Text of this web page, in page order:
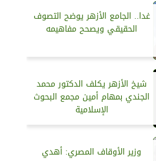
غدا.. الجامع الأزهر يوضح التصوف
الحقيقي ويصحح مفاهيمه
شيخ الأزهر يكلف الدكتور محمد
الجندي بمهام أمين مجمع البحوث
الإسلامية
وزير الأوقاف المصري: أهدي